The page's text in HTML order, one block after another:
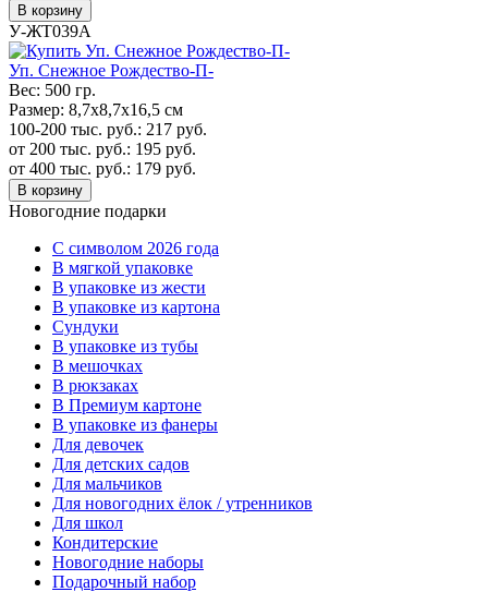
В корзину
У-ЖТ039А
Уп. Cнежное Рождество-П-
Вес: 500 гр.
Размер: 8,7х8,7х16,5 см
100-200 тыс. руб.: 217 руб.
от 200 тыс. руб.: 195 руб.
от 400 тыс. руб.: 179 руб.
В корзину
Новогодние подарки
C символом 2026 года
В мягкой упаковке
В упаковке из жести
В упаковке из картона
Сундуки
В упаковке из тубы
В мешочках
В рюкзаках
В Премиум картоне
В упаковке из фанеры
Для девочек
Для детских садов
Для мальчиков
Для новогодних ёлок / утренников
Для школ
Кондитерские
Новогодние наборы
Подарочный набор